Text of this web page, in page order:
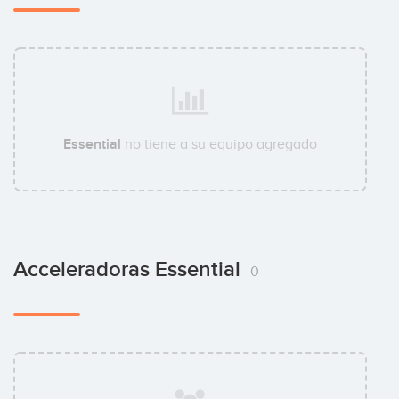
Essential no tiene a su equipo agregado
Acceleradoras Essential 0